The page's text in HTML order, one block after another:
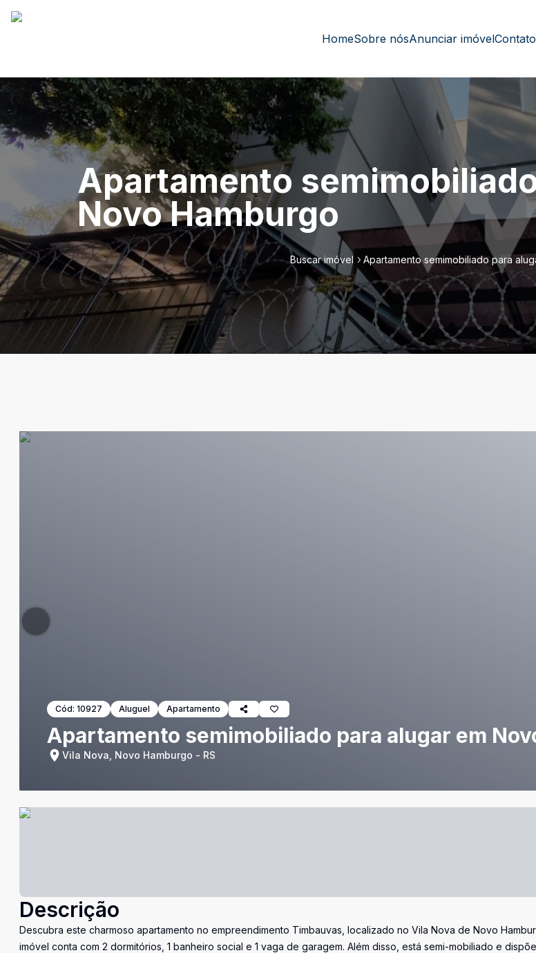
HomeSobre nósAnunciar imóvelContato
Apartamento
Novo Hamburgo
Buscar imóvel Apartamento semimobiliado para
Cód: 10927 Aluguel Apartamento
Apartamento semimobiliado para alugar em
Vila Nova, Novo Hamburgo - RS
Descrição
Descubra este charmoso apartamento no empreendimento Timbauvas, localizado no Vila Nova de Novo
imóvel conta com 2 dormitórios, 1 banheiro social e 1 vaga de garagem. Além disso, está semi-mobiliado e